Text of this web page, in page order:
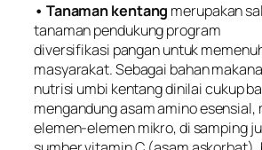
• Tanaman kentang merupakan
tanaman pendukung program
diversifikasi pangan untuk
masyarakat. Sebagai bahan
nutrisi umbi kentang dinilai cukup
mengandung asam amino esensial,
elemen-elemen mikro, di samping